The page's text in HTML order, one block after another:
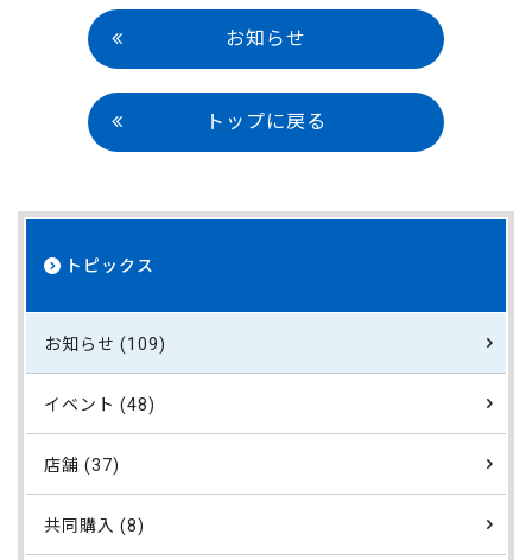
お知らせ
トップに戻る
トピックス
お知らせ (109)
イベント (48)
店舗 (37)
共同購入 (8)